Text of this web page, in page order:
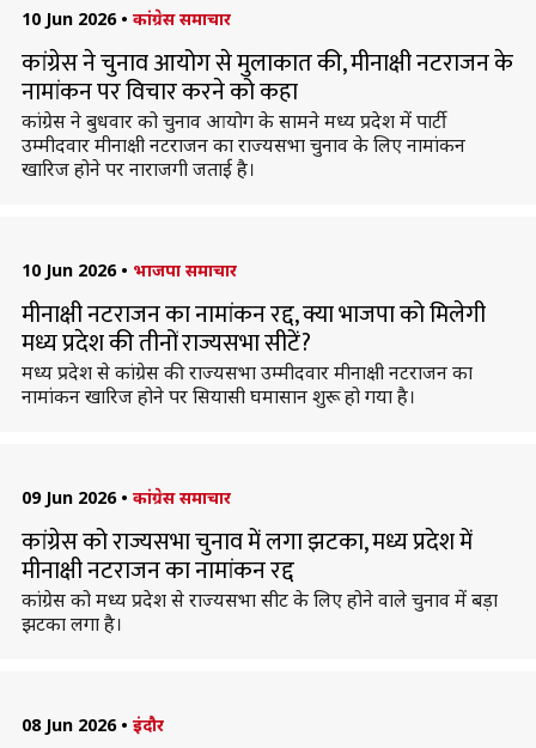
10 Jun 2026 • कांग्रेस समाचार
कांग्रेस ने चुनाव आयोग से मुलाकात की, मीनाक्षी नटराजन के
नामांकन पर विचार करने को कहा
कांग्रेस ने बुधवार को चुनाव आयोग के सामने मध्य प्रदेश में पार्टी
उम्मीदवार मीनाक्षी नटराजन का राज्यसभा चुनाव के लिए नामांकन
खारिज होने पर नाराजगी जताई है।
10 Jun 2026 • भाजपा समाचार
मीनाक्षी नटराजन का नामांकन रद्द, क्या भाजपा को मिलेगी
मध्य प्रदेश की तीनों राज्यसभा सीटें?
मध्य प्रदेश से कांग्रेस की राज्यसभा उम्मीदवार मीनाक्षी नटराजन का
नामांकन खारिज होने पर सियासी घमासान शुरू हो गया है।
09 Jun 2026 • कांग्रेस समाचार
कांग्रेस को राज्यसभा चुनाव में लगा झटका, मध्य प्रदेश में
मीनाक्षी नटराजन का नामांकन रद्द
कांग्रेस को मध्य प्रदेश से राज्यसभा सीट के लिए होने वाले चुनाव में बड़ा
झटका लगा है।
08 Jun 2026 • इंदौर